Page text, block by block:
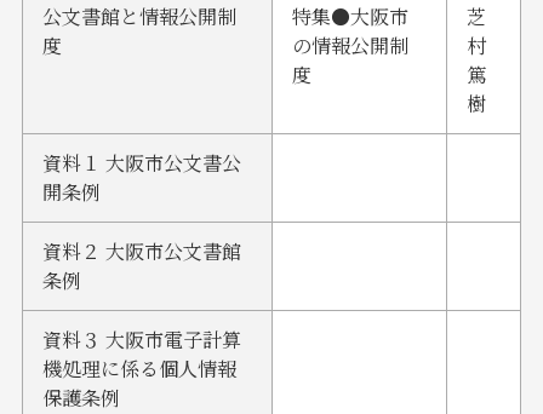
公文書館と情報公開制
度
特集●大阪市
の情報公開制
度
芝
村
篤
樹
資料１ 大阪市公文書公
開条例
資料２ 大阪市公文書館
条例
資料３ 大阪市電子計算
機処理に係る個人情報
保護条例